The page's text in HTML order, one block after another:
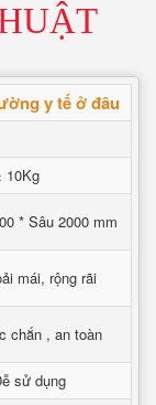
y tế ở đâu
10Kg
* Sâu 2000 mm
mái, rộng rãi
chắn , an toàn
sử dụng